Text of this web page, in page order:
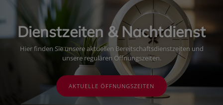
Dienstzeiten & Nachtdienst
Hier finden Sie unsere aktuellen Bereitschaftsdienstzeiten und
unsere regulären Öffnungszeiten.
AKTUELLE ÖFFNUNGSZEITEN